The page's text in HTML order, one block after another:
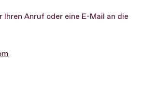
Ihren Anruf oder eine E-Mail an die